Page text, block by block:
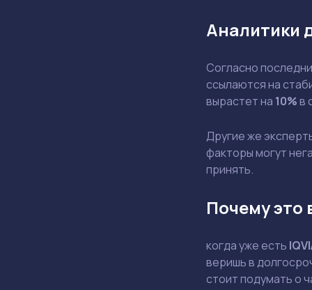
Аналитики
Согласно
ссылаются на
вырастет на 10%в
Другие же
факторы могут
принять.
Почему это
когда уже есть
веришь в
стоит подумать о